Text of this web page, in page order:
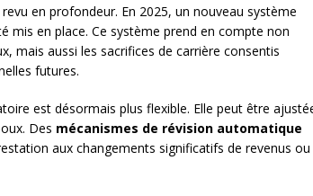
en profondeur. En 2025, un nouveau système
mis en place. Ce système prend en compte non
mais aussi les sacrifices de carrière consentis
futures.
est désormais plus flexible. Elle peut être
Des mécanismes de révision automatique
aux changements significatifs de revenus ou